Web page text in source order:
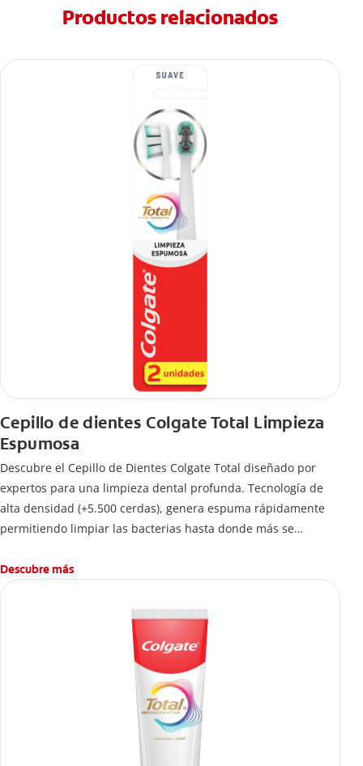
Productos relacionados
Cepillo de dientes Colgate Total Limpieza
Espumosa
Descubre el Cepillo de Dientes Colgate Total diseñado por
expertos para una limpieza dental profunda. Tecnología de
alta densidad (+5.500 cerdas), genera espuma rápidamente
permitiendo limpiar las bacterias hasta donde más se
Descubre más